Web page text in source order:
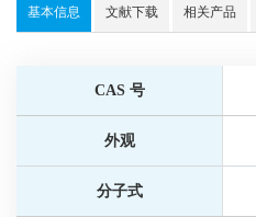
基本信息 文献下载 相关产品
CAS 号
外观
分子式